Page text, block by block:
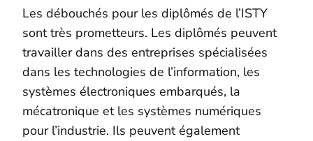
Les débouchés pour les diplômés de l’ISTY
sont très prometteurs. Les diplômés peuvent
travailler dans des entreprises spécialisées
dans les technologies de l’information, les
systèmes électroniques embarqués, la
mécatronique et les systèmes numériques
pour l’industrie. Ils peuvent également